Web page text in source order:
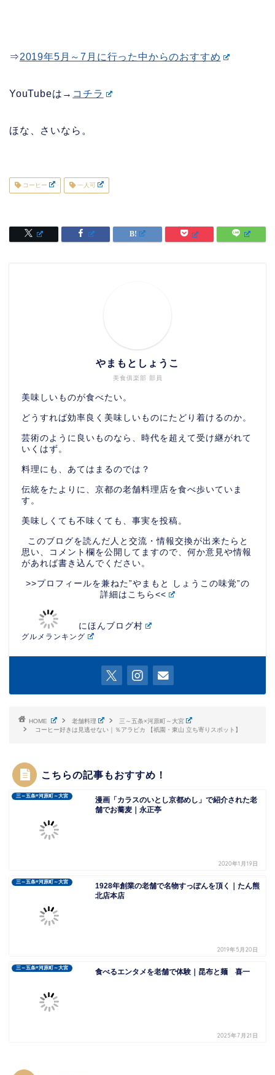
⇒2019年5月～7月に行った中からのおすすめ
YouTubeは→ コチラ
ほな、さいなら。
コーヒー 一人可
美食俱楽部 部員
やまもとしょうこ
美味しいものが食べたい。
どうすれば効率良く美味しいものにたどり着けるのか。
芸術のように良いものなら、時代を超えて受け継がれて
いくはず。
料理にも、あてはまるのでは？
伝統をたよりに、京都の老舗料理店を食べ歩いていま
す。
美味しくても不味くても、事実を投稿。
このブログを読んだ人と交流・情報交換が出来たらと
思い、コメント欄を公開してますので、何か意見や情報
があれば書き込んでください。
>>プロフィールを兼ねた”やまもと しょうこの味覚”の
詳細はこちら<<
にほんブログ村
グルメランキング
HOME 老舗料理
三～五条×河原町～大宮
コーヒー好きは見逃せない｜％アラビカ 【祇園・東山 立ち寄りスポット】
こちらの記事もおすすめ！
三～五条×河原町～大宮
漫画「カラスのいとし京都めし」で紹介された老
舗でお蕎麦｜永正亭
2020年1月19日
三～五条×河原町～大宮
1928年創業の老舗で名物すっぽんを頂く｜たん熊
北店本店
2019年5月20日
三～五条×河原町～大宮 食べるエンタメを老舗で体験｜昆布と麺 喜一
2025年7月21日